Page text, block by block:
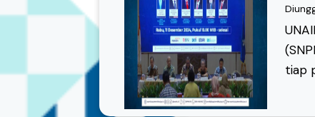
tiap